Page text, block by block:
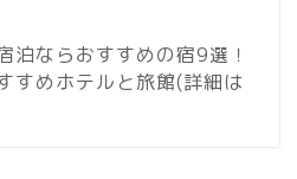
泊ならおすすめの宿9選！
すめホテルと旅館(詳細は